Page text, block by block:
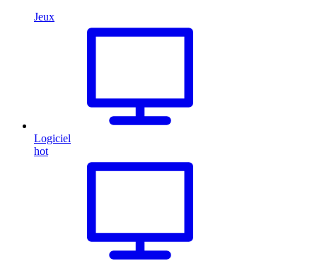
Jeux
Logiciel
hot